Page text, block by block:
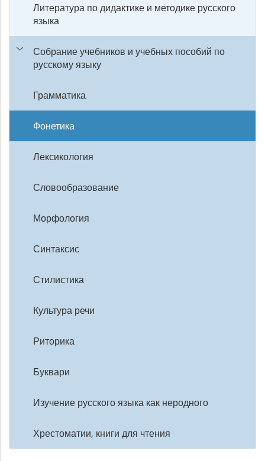
Литература по дидактике и методике русского
языка
Собрание учебников и учебных пособий по
русскому языку
Грамматика
Фонетика
Лексикология
Словообразование
Морфология
Синтаксис
Стилистика
Культура речи
Риторика
Буквари
Изучение русского языка как неродного
Хрестоматии, книги для чтения